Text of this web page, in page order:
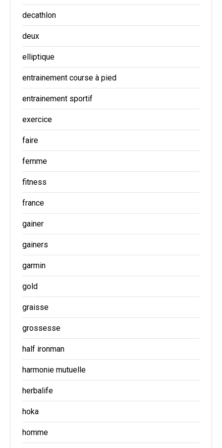
decathlon
deux
elliptique
entrainement course à pied
entrainement sportif
exercice
faire
femme
fitness
france
gainer
gainers
garmin
gold
graisse
grossesse
half ironman
harmonie mutuelle
herbalife
hoka
homme